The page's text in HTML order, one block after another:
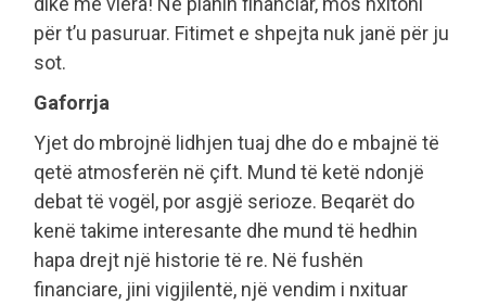
për t’u pasuruar. Fitimet e shpejta nuk janë për ju
sot.
Gaforrja
Yjet do mbrojnë lidhjen tuaj dhe do e mbajnë të
qetë atmosferën në çift. Mund të ketë ndonjë
debat të vogël, por asgjë serioze. Beqarët do
kenë takime interesante dhe mund të hedhin
hapa drejt një historie të re. Në fushën
financiare, jini vigjilentë, një vendim i nxituar